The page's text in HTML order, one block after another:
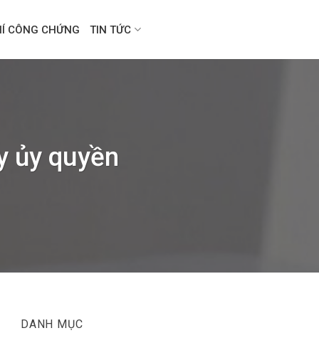
CÔNG CHỨNG TIN TỨC
ủy quyền
DANH MỤC